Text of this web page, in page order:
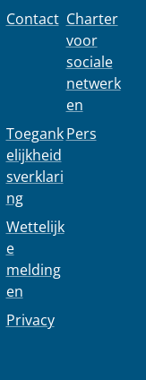
Contact
Toegank
elijkheid
sverklari
ng
Wettelijk
e
melding
en
Privacy
Charter
voor
sociale
netwerk
en
Pers